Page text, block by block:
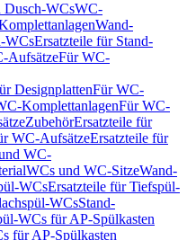
Dusch-WCsWC-
Wand-
WCsErsatzteile für Stand-
AufsätzeFür WC-
DesignplattenFür WC-
KomplettanlagenFür WC-
ZubehörErsatzteile für
WC-AufsätzeErsatzteile für
WC-
WCs und WC-SitzeWand-
WCsErsatzteile für Tiefspül-
WCsStand-
WCs für AP-Spülkasten
für AP-Spülkasten